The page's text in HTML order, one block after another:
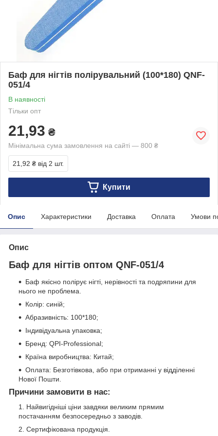
Баф для нігтів полірувальний (100*180) QNF-
051/4
В наявності
Тільки опт
21,93 ₴
Мінімальна сума замовлення на сайті — 800 ₴
21,92 ₴ від 2 шт.
Купити
Опис Характеристики Доставка Оплата Умови
Опис
Баф для нігтів оптом QNF-051/4
Баф якісно полірує нігті, нерівності та подряпини для
нього не проблема.
Колір: синій;
Абразивність: 100*180;
Індивідуальна упаковка;
Бренд: QPI-Professional;
Країна виробництва: Китай;
Оплата: Безготівкова, або при отриманні у відділенні
Нової Пошти.
Причини замовити в нас:
Найвигідніші ціни завдяки великим прямим
постачанням безпосередньо з заводів.
Сертифікована продукція.